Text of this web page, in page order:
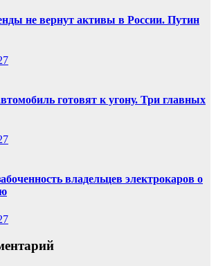
не вернут активы в России. Путин
готовят к угону. Три главных
владельцев электрокаров о